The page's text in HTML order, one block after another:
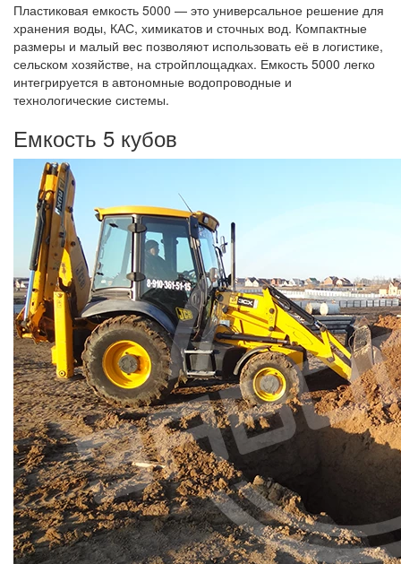
Пластиковая емкость 5000 — это универсальное решение для
хранения воды, КАС, химикатов и сточных вод. Компактные
размеры и малый вес позволяют использовать её в логистике,
сельском хозяйстве, на стройплощадках. Емкость 5000 легко
интегрируется в автономные водопроводные и
технологические системы.
Емкость 5 кубов